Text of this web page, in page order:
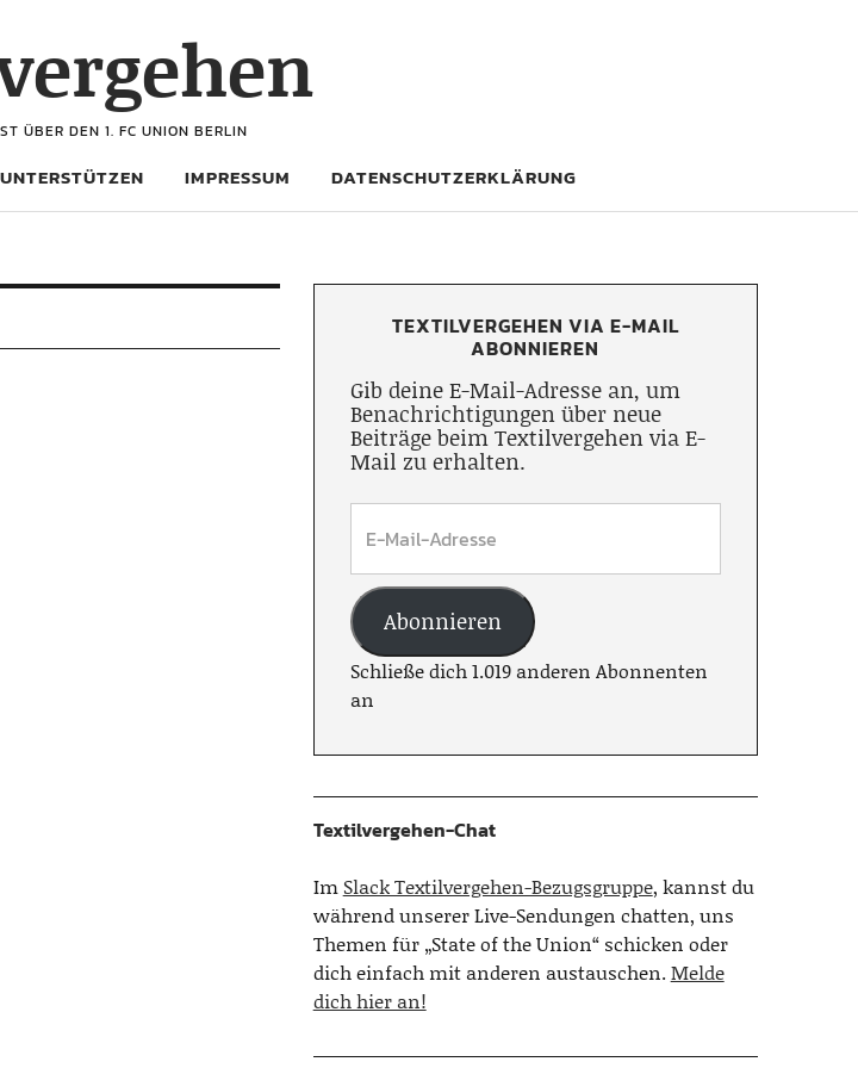
ÜBER DEN 1. FC UNION BERLIN
UNTERSTÜTZEN IMPRESSUM DATENSCHUTZERKLÄRUNG
TEXTILVERGEHEN VIA E-MAIL
ABONNIEREN
Gib deine E-Mail-Adresse an, um
Benachrichtigungen über neue
Beiträge beim Textilvergehen via E-
Mail zu erhalten.
Abonnieren
Schließe dich 1.019 anderen Abonnenten
an
Textilvergehen-Chat
Im Slack Textilvergehen-Bezugsgruppe, kannst du
während unserer Live-Sendungen chatten, uns
Themen für „State of the Union“ schicken oder
dich einfach mit anderen austauschen.Melde
dich hier an!